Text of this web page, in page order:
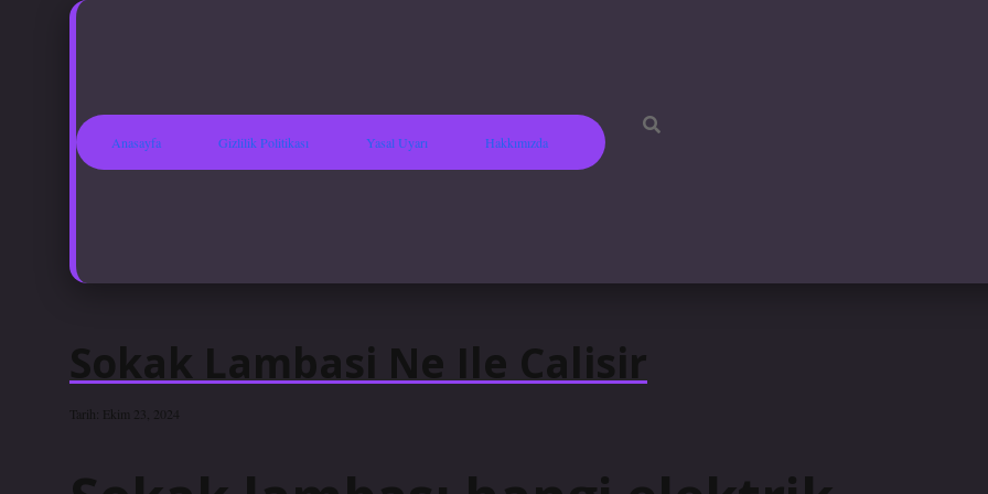
Anasayfa Gizlilik Politikası Yasal Uyarı Hakkımızda
Sokak Lambasi Ne Ile Calisir
Tarih: Ekim 23, 2024